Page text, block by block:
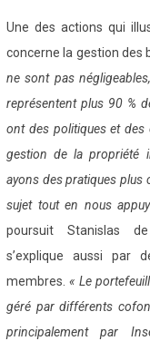
Une des actions qui
concerne la gestion des
ne sont pas
représentent plus 90 %
ont des politiques et des
gestion de la propriété
ayons des pratiques plus
sujet tout en nous
poursuit Stanislas
s’explique aussi par
membres.« Le
géré par différents
principalement par